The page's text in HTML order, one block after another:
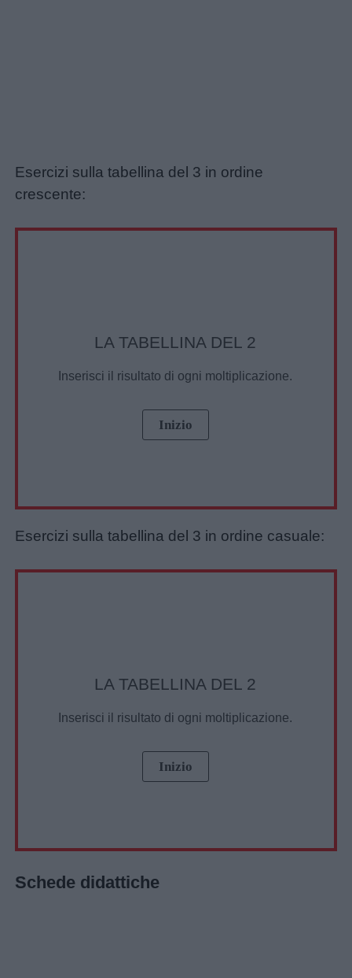
Link
utili
Privacy
Esercizi sulla tabellina del 3 in ordine
crescente:
LA TABELLINA DEL 2
Inserisci il risultato di ogni moltiplicazione.
Esercizi sulla tabellina del 3 in ordine casuale:
LA TABELLINA DEL 2
Inserisci il risultato di ogni moltiplicazione.
Schede didattiche